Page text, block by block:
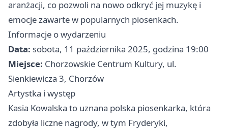
aranżacji, co pozwoli na nowo odkryć jej muzykę i
emocje zawarte w popularnych piosenkach.
Informacje o wydarzeniu
Data: sobota, 11 października 2025, godzina 19:00
Miejsce: Chorzowskie Centrum Kultury, ul.
Sienkiewicza 3, Chorzów
Artystka i występ
Kasia Kowalska to uznana polska piosenkarka, która
zdobyła liczne nagrody, w tym Fryderyki,